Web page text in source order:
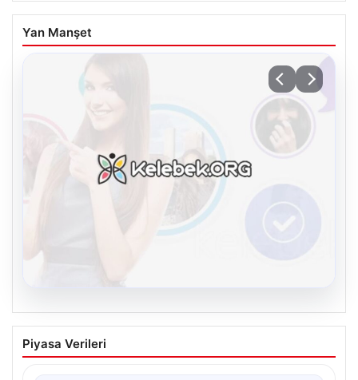
Yan Manşet
Kelebek sohbet platformu İle Dijital
İletişimin Güvenli Adresi Ve Muhabbet
Piyasa Verileri